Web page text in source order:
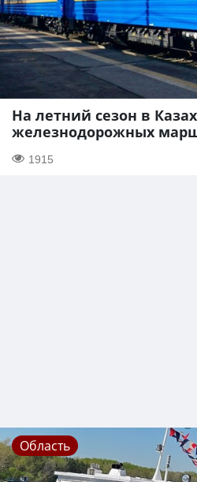
На летний сезон в
железнодорожных
1915
Область